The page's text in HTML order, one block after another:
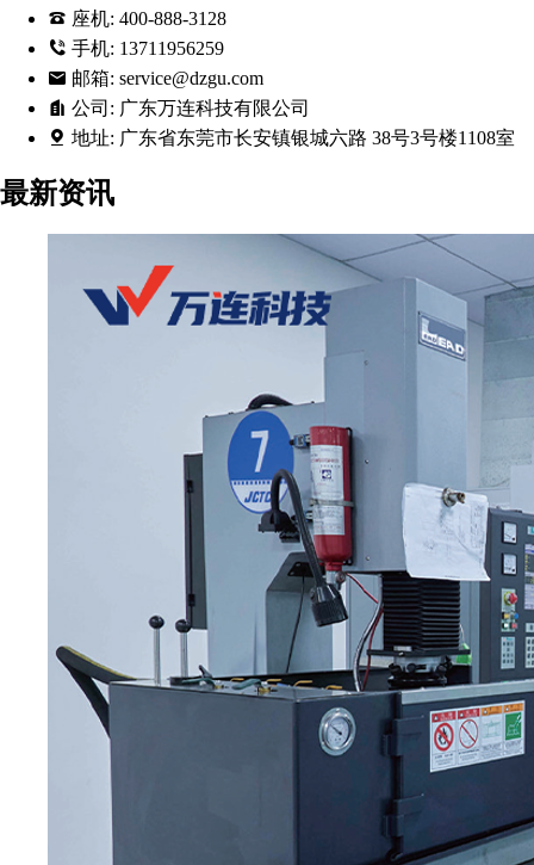
座机: 400-888-3128
手机: 13711956259
邮箱: service@dzgu.com
公司: 广东万连科技有限公司
地址: 广东省东莞市长安镇银城六路 38号3号楼1108室
最新资讯